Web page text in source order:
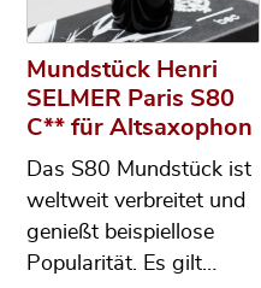
Mundstück Henri
SELMER Paris S80
C** für Altsaxophon
Das S80 Mundstück ist
weltweit verbreitet und
genießt beispiellose
Popularität. Es gilt…